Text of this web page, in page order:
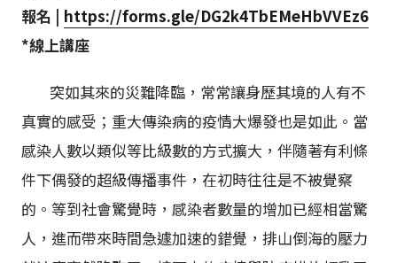
報名 | https://forms.gle/DG2k4TbEMeHbVVEz6
*線上講座
突如其來的災難降臨，常常讓身歷其境的人有不
真實的感受；重大傳染病的疫情大爆發也是如此。當
感染人數以類似等比級數的方式擴大，伴隨著有利條
件下偶發的超級傳播事件，在初時往往是不被覺察
的。等到社會驚覺時，感染者數量的增加已經相當驚
人，進而帶來時間急遽加速的錯覺，排山倒海的壓力